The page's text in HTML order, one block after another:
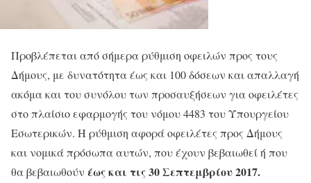
Προβλέπεται από σήμερα ρύθμιση οφειλών προς τους
Δήμους, με δυνατότητα έως και 100 δόσεων και απαλλαγή
ακόμα και του συνόλου των προσαυξήσεων για οφειλέτες
στο πλαίσιο εφαρμογής του νόμου 4483 του Υπουργείου
Εσωτερικών. Η ρύθμιση αφορά οφειλέτες προς Δήμους
και νομικά πρόσωπα αυτών, που έχουν βεβαιωθεί ή που
θα βεβαιωθούν έως και τις 30 Σεπτεμβρίου 2017.